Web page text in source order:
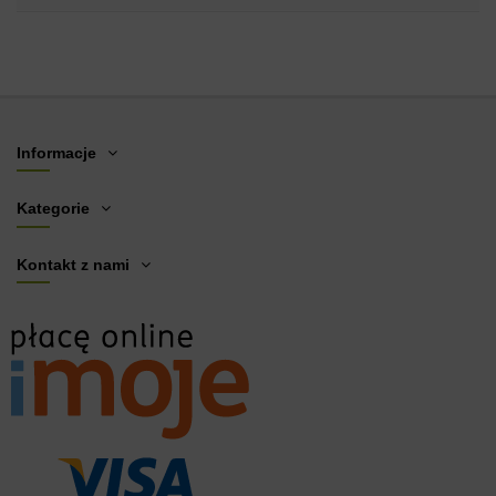
Informacje
Kategorie
Kontakt z nami